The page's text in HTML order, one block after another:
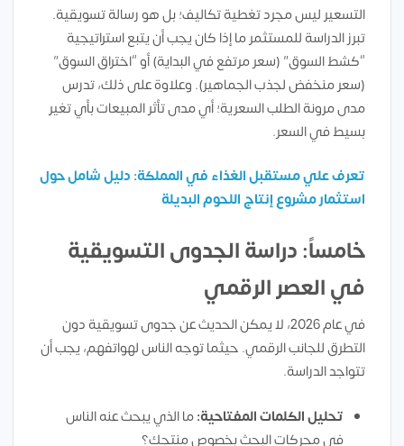
التسعير ليس مجرد تغطية تكاليف؛ بل هو رسالة تسويقية.
تبرز الدراسة للمستثمر ما إذا كان يجب أن يتبع استراتيجية
“كشط السوق” (سعر مرتفع في البداية) أو “اختراق السوق”
(سعر منخفض لجذب الجماهير). وعلاوة على ذلك، تدرس
مدى مرونة الطلب السعرية؛ أي مدى تأثر المبيعات بأي تغير
بسيط في السعر.
تعرف علي مستقبل الغذاء في المملكة: دليل شامل حول
استثمار مشروع إنتاج اللحوم البديلة
خامساً: دراسة الجدوى التسويقية
في العصر الرقمي
في عام 2026، لا يمكن الحديث عن جدوى تسويقية دون
التطرق للجانب الرقمي. حيثما توجه الناس لهواتفهم، يجب أن
تتواجد الدراسة.
تحليل الكلمات المفتاحية:ما الذي يبحث عنه الناس
في محركات البحث بخصوص منتجك؟